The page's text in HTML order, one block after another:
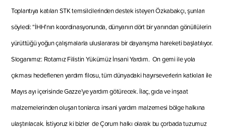
Toplantıya katılan STK temsilcilerinden destek isteyen Özkabakçı, şunları
söyledi: “İHH’nın koordinasyonunda, dünyanın dört bir yanından gönüllülerin
yürüttüğü yoğun çalışmalarla uluslararası bir dayanışma hareketi başlatılıyor.
Sloganımız: Rotamız Filistin Yükümüz İnsani Yardım. On gemi ile yola
çıkması hedeflenen yardım filosu, tüm dünyadaki hayırseverlerin katkıları ile
Mayıs ayı içerisinde Gazze’ye yardım götürecek. İlaç, gıda ve inşaat
malzemelerinden oluşantonlarca insani yardım malzemesi bölge halkına
ulaştırılacak. İstiyoruz ki bizler de Çorum halkı olarak bu çorbada tuzumuz